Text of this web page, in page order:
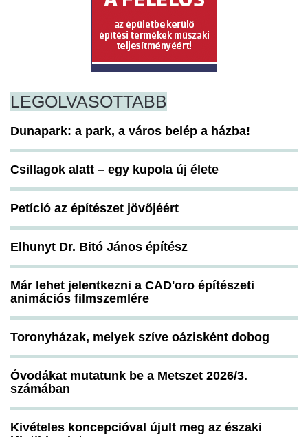
LEGOLVASOTTABB
Dunapark: a park, a város belép a házba!
Csillagok alatt – egy kupola új élete
Petíció az építészet jövőjéért
Elhunyt Dr. Bitó János építész
Már lehet jelentkezni a CAD'oro építészeti
animációs filmszemlére
Toronyházak, melyek szíve oázisként dobog
Óvodákat mutatunk be a Metszet 2026/3.
számában
Kivételes koncepcióval újult meg az északi